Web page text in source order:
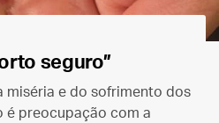
seguro”
miséria e do sofrimento dos
é preocupação com a